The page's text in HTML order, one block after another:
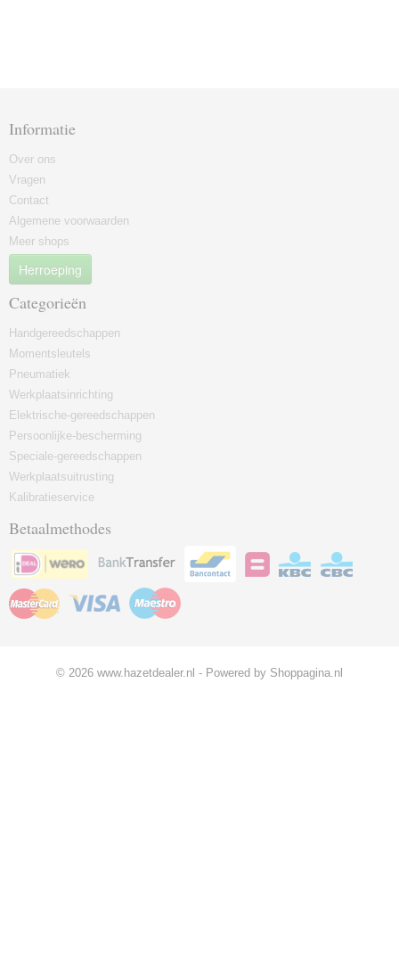
Informatie
Over ons
Vragen
Contact
Algemene voorwaarden
Meer shops
Herroeping
Categorieën
Handgereedschappen
Momentsleutels
Pneumatiek
Werkplaatsinrichting
Elektrische-gereedschappen
Persoonlijke-bescherming
Speciale-gereedschappen
Werkplaatsuitrusting
Kalibratieservice
Betaalmethodes
© 2026 www.hazetdealer.nl - Powered by Shoppagina.nl